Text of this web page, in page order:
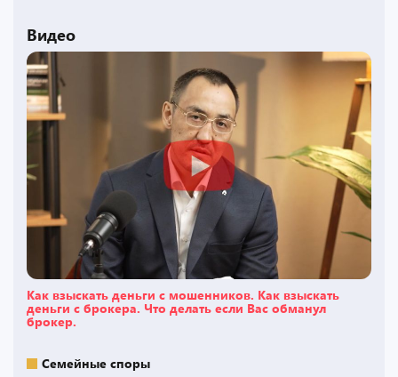
Видео
Как взыскать деньги с мошенников. Как взыскать
деньги с брокера. Что делать если Вас обманул
брокер.
Семейные споры